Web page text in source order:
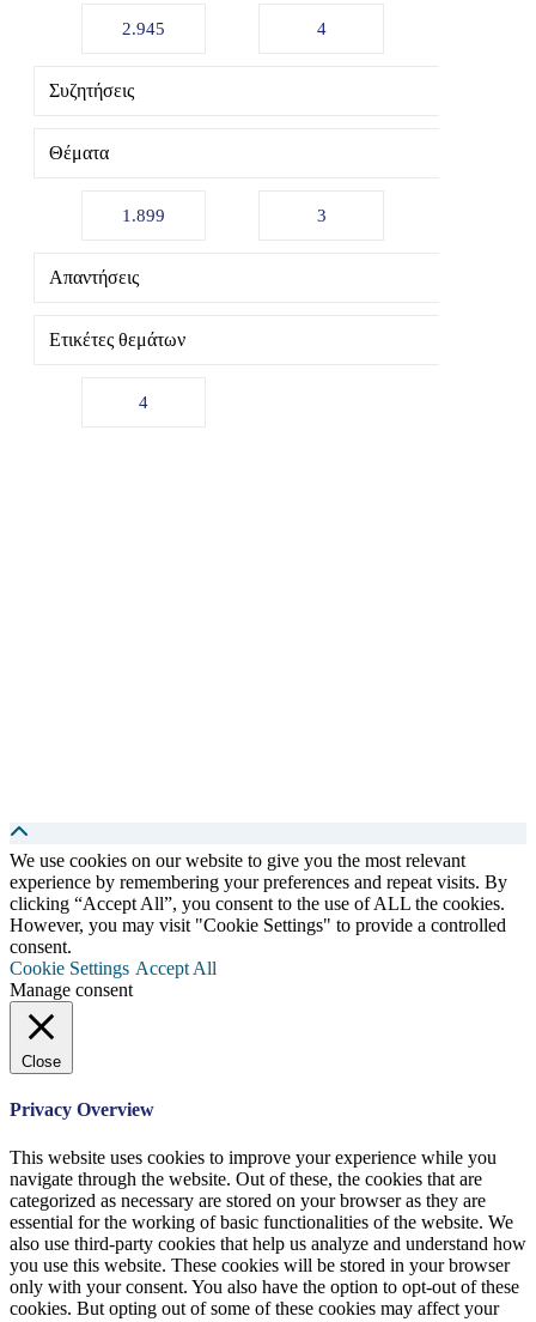
2.945
Συζητήσεις
4
Θέματα
1.899
Απαντήσεις
3
Ετικέτες θεμάτων
4
We use cookies on our website to give you the most relevant
experience by remembering your preferences and repeat visits. By
clicking “Accept All”, you consent to the use of ALL the cookies.
However, you may visit "Cookie Settings" to provide a controlled
consent.
Cookie Settings Accept All
Manage consent
Close
Privacy Overview
This website uses cookies to improve your experience while you
navigate through the website. Out of these, the cookies that are
categorized as necessary are stored on your browser as they are
essential for the working of basic functionalities of the website. We
also use third-party cookies that help us analyze and understand how
you use this website. These cookies will be stored in your browser
only with your consent. You also have the option to opt-out of these
cookies. But opting out of some of these cookies may affect your